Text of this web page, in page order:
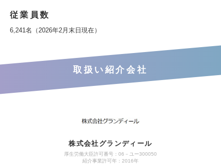
従業員数
6,241名（2026年2月末日現在）
取扱い紹介会社
株式会社グランディール
厚生労働大臣許可番号：06－ユー300050
紹介事業許可年：2016年